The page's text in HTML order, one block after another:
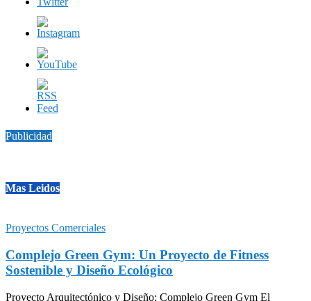
Publicidad
Mas Leidos
Proyectos Comerciales
Complejo Green Gym: Un Proyecto de Fitness
Sostenible y Diseño Ecológico
Proyecto Arquitectónico y Diseño: Complejo Green Gym El